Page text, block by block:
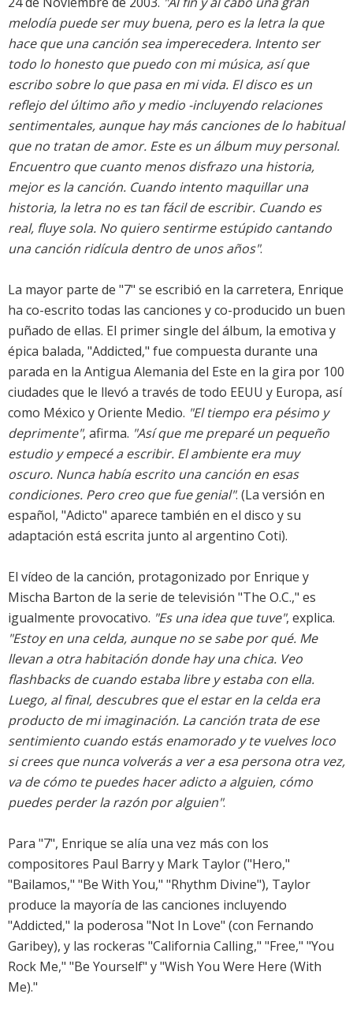
melodía puede ser muy buena, pero es la letra la que
hace que una canción sea imperecedera. Intento ser
todo lo honesto que puedo con mi música, así que
escribo sobre lo que pasa en mi vida. El disco es un
reflejo del último año y medio -incluyendo relaciones
sentimentales, aunque hay más canciones de lo habitual
que no tratan de amor. Este es un álbum muy personal.
Encuentro que cuanto menos disfrazo una historia,
mejor es la canción. Cuando intento maquillar una
historia, la letra no es tan fácil de escribir. Cuando es
real, fluye sola. No quiero sentirme estúpido cantando
una canción ridícula dentro de unos años".
La mayor parte de "7" se escribió en la carretera, Enrique
ha co-escrito todas las canciones y co-producido un buen
puñado de ellas. El primer single del álbum, la emotiva y
épica balada, "Addicted," fue compuesta durante una
parada en la Antigua Alemania del Este en la gira por 100
ciudades que le llevó a través de todo EEUU y Europa, así
como México y Oriente Medio. "El tiempo era pésimo y
deprimente", afirma. "Así que me preparé un pequeño
estudio y empecé a escribir. El ambiente era muy
oscuro. Nunca había escrito una canción en esas
condiciones. Pero creo que fue genial". (La versión en
español, "Adicto" aparece también en el disco y su
adaptación está escrita junto al argentino Coti).
El vídeo de la canción, protagonizado por Enrique y
Mischa Barton de la serie de televisión "The O.C.," es
igualmente provocativo. "Es una idea que tuve", explica.
"Estoy en una celda, aunque no se sabe por qué. Me
llevan a otra habitación donde hay una chica. Veo
flashbacks de cuando estaba libre y estaba con ella.
Luego, al final, descubres que el estar en la celda era
producto de mi imaginación. La canción trata de ese
sentimiento cuando estás enamorado y te vuelves loco
si crees que nunca volverás a ver a esa persona otra vez,
va de cómo te puedes hacer adicto a alguien, cómo
puedes perder la razón por alguien".
Para "7", Enrique se alía una vez más con los
compositores Paul Barry y Mark Taylor ("Hero,"
"Bailamos," "Be With You," "Rhythm Divine"), Taylor
produce la mayoría de las canciones incluyendo
"Addicted," la poderosa "Not In Love" (con Fernando
Garibey), y las rockeras "California Calling," "Free," "You
Rock Me," "Be Yourself" y "Wish You Were Here (With
Me)."